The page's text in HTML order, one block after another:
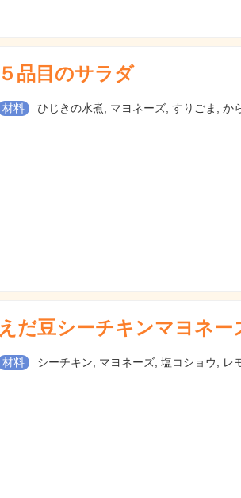
５品目のサラダ
材料 ひじきの水煮, マヨネーズ, すりごま, か
えだ豆シーチキンマヨネー
材料 シーチキン, マヨネーズ, 塩コショウ, レ